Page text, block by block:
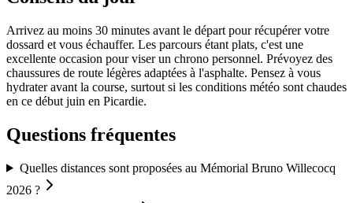
Arrivez au moins 30 minutes avant le départ pour récupérer votre
dossard et vous échauffer. Les parcours étant plats, c'est une
excellente occasion pour viser un chrono personnel. Prévoyez des
chaussures de route légères adaptées à l'asphalte. Pensez à vous
hydrater avant la course, surtout si les conditions météo sont chaudes
en ce début juin en Picardie.
Questions fréquentes
Quelles distances sont proposées au Mémorial Bruno Willecocq
2026 ?